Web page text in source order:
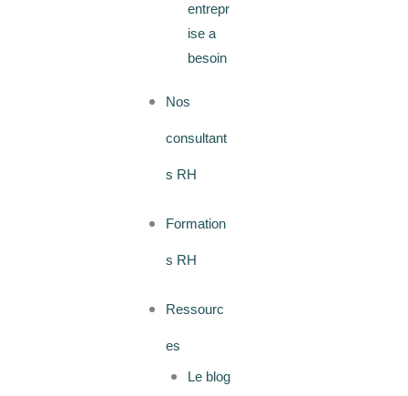
entrepr
ise a
besoin
Nos
consultant
s RH
Formation
s RH
Ressourc
es
Le blog